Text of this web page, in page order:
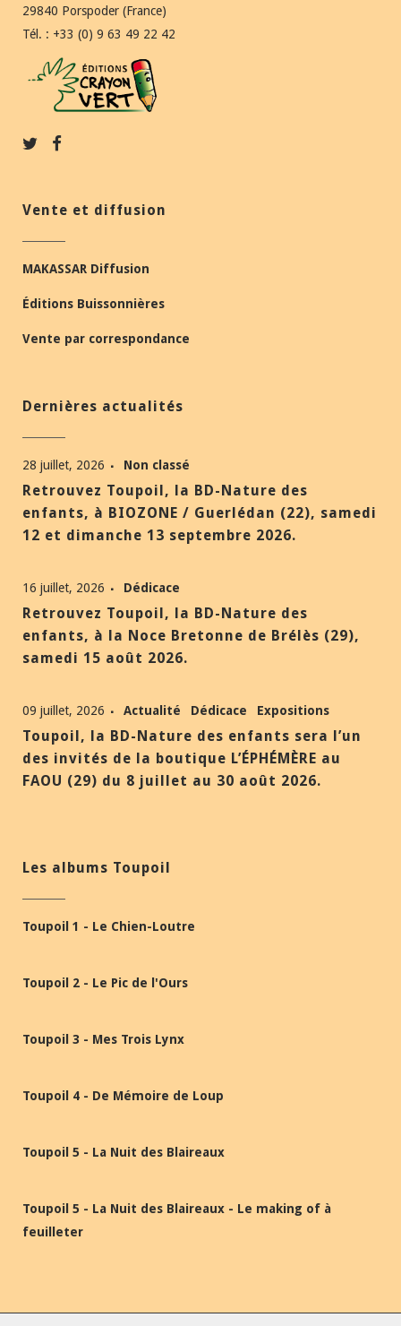
29840 Porspoder (France)
Tél. : +33 (0) 9 63 49 22 42
Vente et diffusion
MAKASSAR Diffusion
Éditions Buissonnières
Vente par correspondance
Dernières actualités
28 juillet, 2026 Non classé
Retrouvez Toupoil, la BD-Nature des
enfants, à BIOZONE / Guerlédan (22), samedi
12 et dimanche 13 septembre 2026.
16 juillet, 2026 Dédicace
Retrouvez Toupoil, la BD-Nature des
enfants, à la Noce Bretonne de Brélès (29),
samedi 15 août 2026.
09 juillet, 2026 Actualité Dédicace Expositions
Toupoil, la BD-Nature des enfants sera l’un
des invités de la boutique L’ÉPHÉMÈRE au
FAOU (29) du 8 juillet au 30 août 2026.
Les albums Toupoil
Toupoil 1 - Le Chien-Loutre
Toupoil 2 - Le Pic de l'Ours
Toupoil 3 - Mes Trois Lynx
Toupoil 4 - De Mémoire de Loup
Toupoil 5 - La Nuit des Blaireaux
Toupoil 5 - La Nuit des Blaireaux - Le making of à
feuilleter